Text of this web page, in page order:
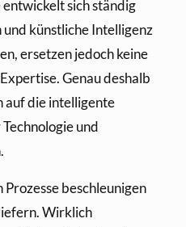
sich ständig
künstliche Intelligenz
ersetzen jedoch keine
Genau deshalb
auf die intelligente
und
beschleunigen
Wirklich